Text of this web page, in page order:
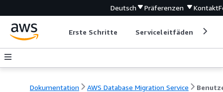
Deutsch Präferenzen Kontakt
Erste Schritte Serviceleitfäden
Dokumentation AWS Database Migration Service